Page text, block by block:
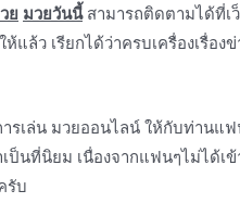
ยมวยวันนี้สามารถติดตามได้ที่เ
ล้ว เรียกได้ว่าครบเครื่องเรื่อง
รเล่น มวยออนไลน์ ให้กับท่าน
ป็นที่นิยม เนื่องจากแฟนๆไม่ได้
รับ